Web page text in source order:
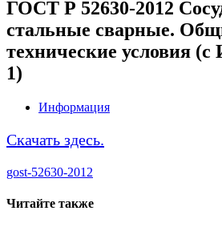
ГОСТ Р 52630-2012
стальные сварные.
технические условия
1)
Информация
Скачать здесь.
gost-52630-2012
Читайте также